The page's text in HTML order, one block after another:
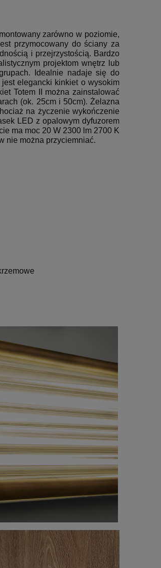
zarówno w poziomie,
przymocowany do ściany za
i przejrzystością. Bardzo
projektom wnętrz lub
Idealnie nadaje się do
elegancki kinkiet o wysokim
Totem II można zainstalować
(ok. 25cm i 50cm). Żelazna
na życzenie wykończenie
LED z opalowym dyfuzorem
ma moc 20 W 2300 lm 2700 K
nie można przyciemniać.